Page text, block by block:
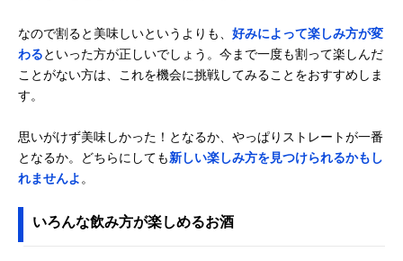
なので割ると美味しいというよりも、 好みによって楽しみ方が変
わるといった方が正しいでしょう。今まで一度も割って楽しんだ
ことがない方は、これを機会に挑戦してみることをおすすめしま
す。
思いがけず美味しかった！となるか、やっぱりストレートが一番
となるか。どちらにしても新しい楽しみ方を見つけられるかもし
れませんよ 。
いろんな飲み方が楽しめるお酒